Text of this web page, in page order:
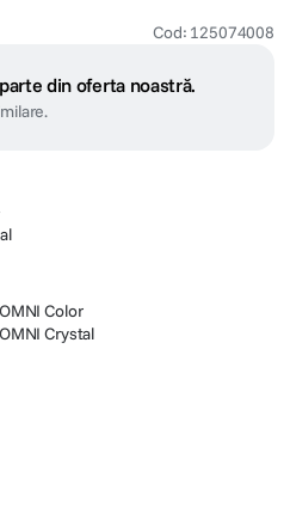
Cod: 125074008
din oferta noastră.
Color
Crystal